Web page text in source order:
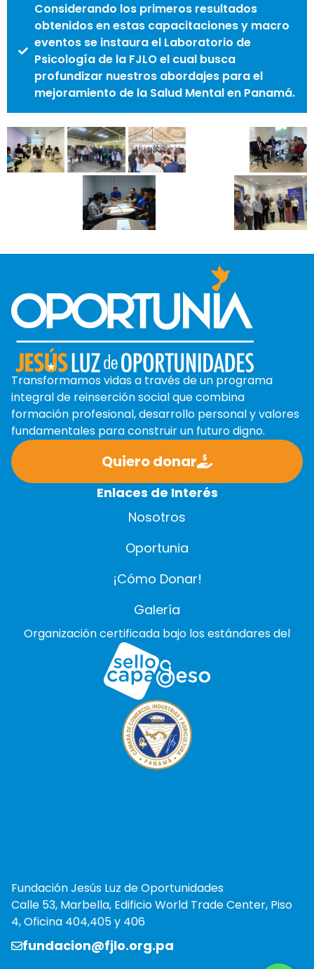
Considerando los primeros resultados
obtenidos en estas capacitaciones y macro
eventos se instaura el Laboratorio de
Psicología de la FJLO el cual busca
profundizar nuestros abordajes para el
mejoramiento de la Salud Mental en Panamá.
Transformamos vidas a través de un programa
integral de reinserción social que combina
formación profesional, desarrollo personal y valores
fundamentales para construir un futuro digno.
Quiero donar
Enlaces de Interés
Nosotros
Oportunia
¡Cómo Donar!
Galería
Organización certificada bajo los estándares del
Fundación Jesús Luz de Oportunidades
Calle 53, Marbella, Edificio World Trade Center, Piso
4, Oficina 404,405 y 406
fundacion@fjlo.org.pa